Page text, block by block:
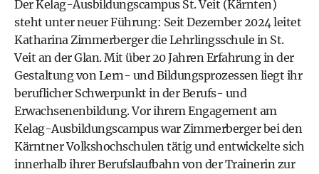
Der Kelag-Ausbildungscampus St. Veit (Kärnten)
steht unter neuer Führung: Seit Dezember 2024 leitet
Katharina Zimmerberger die Lehrlingsschule in St.
Veit an der Glan. Mit über 20 Jahren Erfahrung in der
Gestaltung von Lern- und Bildungsprozessen liegt ihr
beruflicher Schwerpunkt in der Berufs- und
Erwachsenenbildung. Vor ihrem Engagement am
Kelag-Ausbildungscampus war Zimmerberger bei den
Kärntner Volkshochschulen tätig und entwickelte sich
innerhalb ihrer Berufslaufbahn von der Trainerin zur